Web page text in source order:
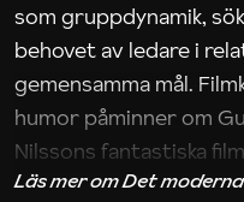
som gruppdynamik,
behovet av ledare i
gemensamma mål.
humor påminner om
Nilssons fantastiska
iakttagelser om hur